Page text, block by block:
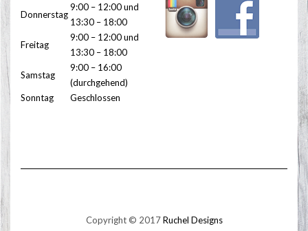
Donnerstag
9:00 – 12:00 und
13:30 – 18:00
Freitag
9:00 – 12:00 und
13:30 – 18:00
Samstag
9:00 – 16:00
(durchgehend)
Sonntag
Geschlossen
Copyright © 2017Ruchel Designs